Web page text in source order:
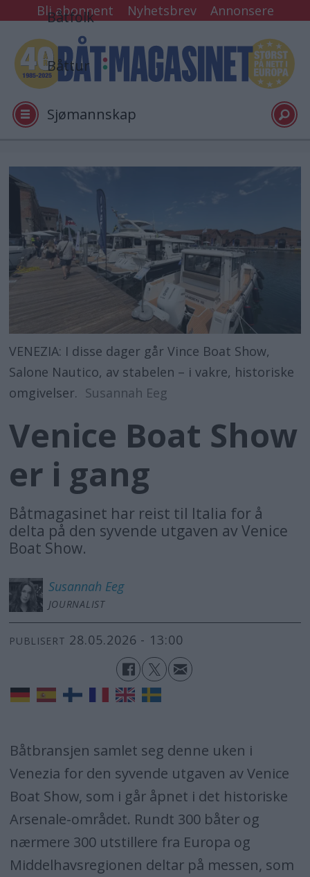
Bli abonnent Nyhetsbrev Annonsere
Båtfolk
Båttur
Sjømannskap
Tester
Arkiv
Video
Logg inn
VENEZIA: I disse dager går Vince Boat Show,
Salone Nautico, av stabelen – i vakre, historiske
omgivelser. Susannah Eeg
Venice Boat Show
er i gang
Båtmagasinet har reist til Italia for å
delta på den syvende utgaven av Venice
Boat Show.
Susannah Eeg
JOURNALIST
PUBLISERT 28.05.2026 - 13:00
Båtbransjen samlet seg denne uken i
Venezia for den syvende utgaven av Venice
Boat Show, som i går åpnet i det historiske
Arsenale-området. Rundt 300 båter og
nærmere 300 utstillere fra Europa og
Middelhavsregionen deltar på messen, som